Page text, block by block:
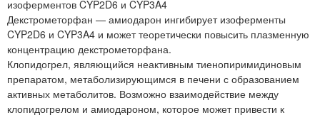
изоферментов CYP2D6 и CYP3A4
Декстрометорфан — амиодарон ингибирует изоферменты
CYP2D6 и CYP3A4 и может теоретически повысить плазменную
концентрацию декстрометорфана.
Клопидогрел, являющийся неактивным тиенопиримидиновым
препаратом, метаболизирующимся в печени с образованием
активных метаболитов. Возможно взаимодействие между
клопидогрелом и амиодароном, которое может привести к